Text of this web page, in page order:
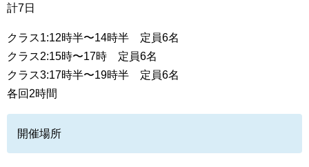
計7日
クラス1:12時半〜14時半 定員6名
クラス2:15時〜17時 定員6名
クラス3:17時半〜19時半 定員6名
各回2時間
開催場所